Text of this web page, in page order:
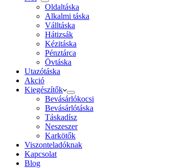
Oldaltáska
Alkalmi táska
Válltáska
Hátizsák
Kézitáska
Pénztárca
Övtáska
Utazótáska
Akció
Kiegészítők
Bevásárlókocsi
Bevásárlótáska
Táskadísz
Neszeszer
Karkötők
Viszonteladóknak
Kapcsolat
Blog